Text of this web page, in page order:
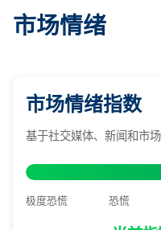
市场情绪
市场情绪指数
基于社交媒体、新闻和市
极度恐慌 恐慌